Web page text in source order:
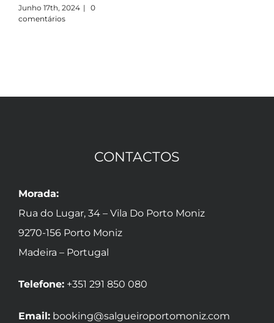
Junho 17th, 2024 | 0
comentários
CONTACTOS
Morada:
Rua do Lugar, 34 – Vila Do Porto Moniz
9270-156 Porto Moniz
Madeira – Portugal
Telefone: +351 291 850 080
Email: booking@salgueiroportomoniz.com